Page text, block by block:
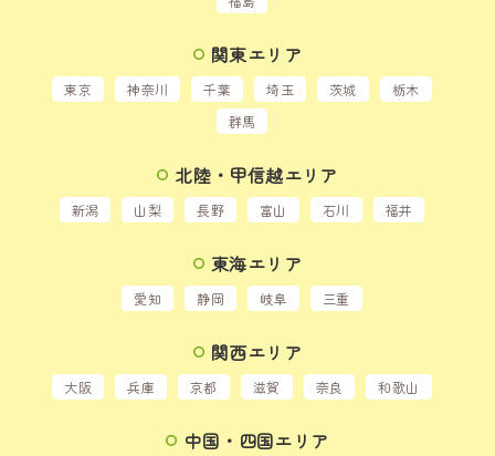
関東エリア
東京 神奈川 千葉 埼玉 茨城
栃木
群馬
北陸・甲信越エリア
新潟 山梨 長野 富山 石川 福井
東海エリア
愛知 静岡 岐阜 三重
関西エリア
大阪 兵庫 京都 滋賀 奈良 和歌山
中国・四国エリア